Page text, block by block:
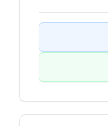
満足度の向